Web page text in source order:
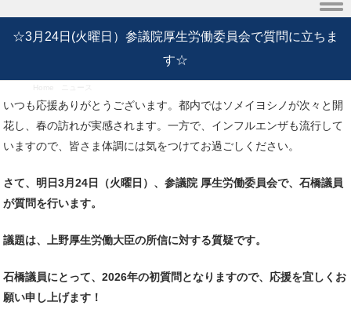
Skip to content
☆3月24日(火曜日）参議院厚生労働委員会で質問に立ちま
す☆
いつも応援ありがとうございます。都内ではソメイヨシノが次々と開
花し、春の訪れが実感されます。一方で、インフルエンザも流行して
いますので、皆さま体調には気をつけてお過ごしください。
さて、明日3月24日（火曜日）、参議院 厚生労働委員会で、石橋議員
が質問を行います。
議題は、上野厚生労働大臣の所信に対する質疑です。
石橋議員にとって、2026年の初質問となりますので、応援を宜しくお
願い申し上げます！